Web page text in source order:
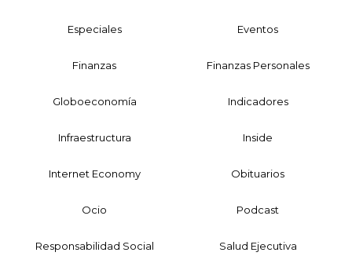
Especiales Eventos
Finanzas Finanzas Personales
Globoeconomía Indicadores
Infraestructura Inside
Internet Economy Obituarios
Ocio Podcast
Responsabilidad Social Salud Ejecutiva